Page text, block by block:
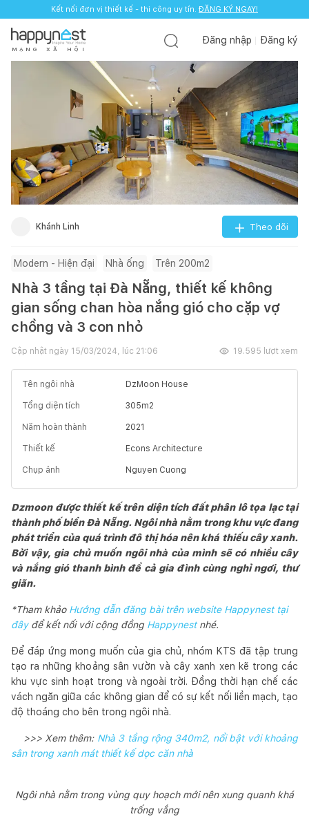
Kết nối đơn vị thiết kế - thi công uy tín. ĐĂNG KÝ NGAY!
M Ạ N G X Ã H Ộ I
Đăng nhập Đăng ký
Khánh Linh Theo dõi
Modern - Hiện đại Nhà ống Trên 200m2
Nhà 3 tầng tại Đà Nẵng, thiết kế không
gian sống chan hòa nắng gió cho cặp vợ
chồng và 3 con nhỏ
Cập nhật ngày 15/03/2024, lúc 21:06 19.595 lượt xem
Tên ngôi nhà DzMoon House
Tổng diện tích 305m2
Năm hoàn thành 2021
Thiết kế Econs Architecture
Chụp ảnh Nguyen Cuong
Dzmoon được thiết kế trên diện tích đất phân lô tọa lạc tại
thành phố biển Đà Nẵng. Ngôi nhà nằm trong khu vực đang
phát triển của quá trình đô thị hóa nên khá thiếu cây xanh.
Bởi vậy, gia chủ muốn ngôi nhà của mình sẽ có nhiều cây
và nắng gió thanh bình để cả gia đình cùng nghỉ ngơi, thư
giãn.
*Tham khảo Hướng dẫn đăng bài trên website Happynest tại
đâyđể kết nối với cộng đồng Happynest nhé.
Để đáp ứng mong muốn của gia chủ, nhóm KTS đã tập trung
tạo ra những khoảng sân vườn và cây xanh xen kẽ trong các
khu vực sinh hoạt trong và ngoài trời. Đồng thời hạn chế các
vách ngăn giữa các không gian để có sự kết nối liền mạch, tạo
độ thoáng cho bên trong ngôi nhà.
>>> Xem thêm: Nhà 3 tầng rộng 340m2, nổi bật với khoảng
sân trong xanh mát thiết kế dọc căn nhà
Ngôi nhà nằm trong vùng quy hoạch mới nên xung quanh khá
trống vắng